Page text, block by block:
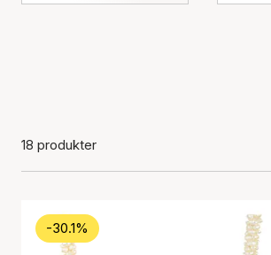
18 produkter
-30.1%